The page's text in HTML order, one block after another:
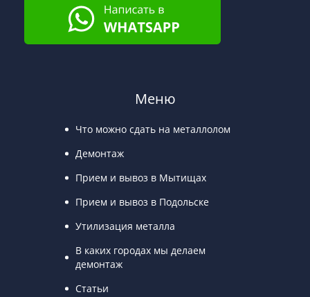
Меню
Что можно сдать на металлолом
Демонтаж
Прием и вывоз в Мытищах
Прием и вывоз в Подольске
Утилизация металла
В каких городах мы делаем
демонтаж
Статьи